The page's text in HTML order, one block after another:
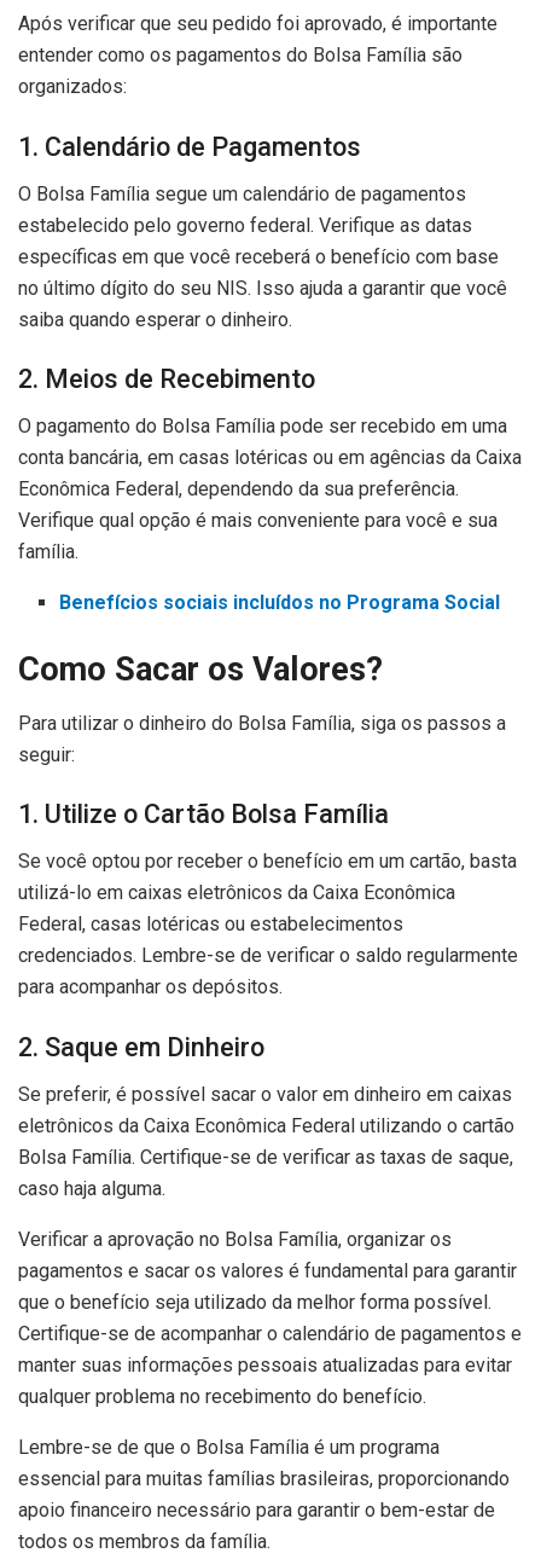
Após verificar que seu pedido foi aprovado, é importante
entender como os pagamentos do Bolsa Família são
organizados:
1. Calendário de Pagamentos
O Bolsa Família segue um calendário de pagamentos
estabelecido pelo governo federal. Verifique as datas
específicas em que você receberá o benefício com base
no último dígito do seu NIS. Isso ajuda a garantir que você
saiba quando esperar o dinheiro.
2. Meios de Recebimento
O pagamento do Bolsa Família pode ser recebido em uma
conta bancária, em casas lotéricas ou em agências da Caixa
Econômica Federal, dependendo da sua preferência.
Verifique qual opção é mais conveniente para você e sua
família.
Benefícios sociais incluídos no Programa Social
Como Sacar os Valores?
Para utilizar o dinheiro do Bolsa Família, siga os passos a
seguir:
1. Utilize o Cartão Bolsa Família
Se você optou por receber o benefício em um cartão, basta
utilizá-lo em caixas eletrônicos da Caixa Econômica
Federal, casas lotéricas ou estabelecimentos
credenciados. Lembre-se de verificar o saldo regularmente
para acompanhar os depósitos.
2. Saque em Dinheiro
Se preferir, é possível sacar o valor em dinheiro em caixas
eletrônicos da Caixa Econômica Federal utilizando o cartão
Bolsa Família. Certifique-se de verificar as taxas de saque,
caso haja alguma.
Verificar a aprovação no Bolsa Família, organizar os
pagamentos e sacar os valores é fundamental para garantir
que o benefício seja utilizado da melhor forma possível.
Certifique-se de acompanhar o calendário de pagamentos e
manter suas informações pessoais atualizadas para evitar
qualquer problema no recebimento do benefício.
Lembre-se de que o Bolsa Família é um programa
essencial para muitas famílias brasileiras, proporcionando
apoio financeiro necessário para garantir o bem-estar de
todos os membros da família.